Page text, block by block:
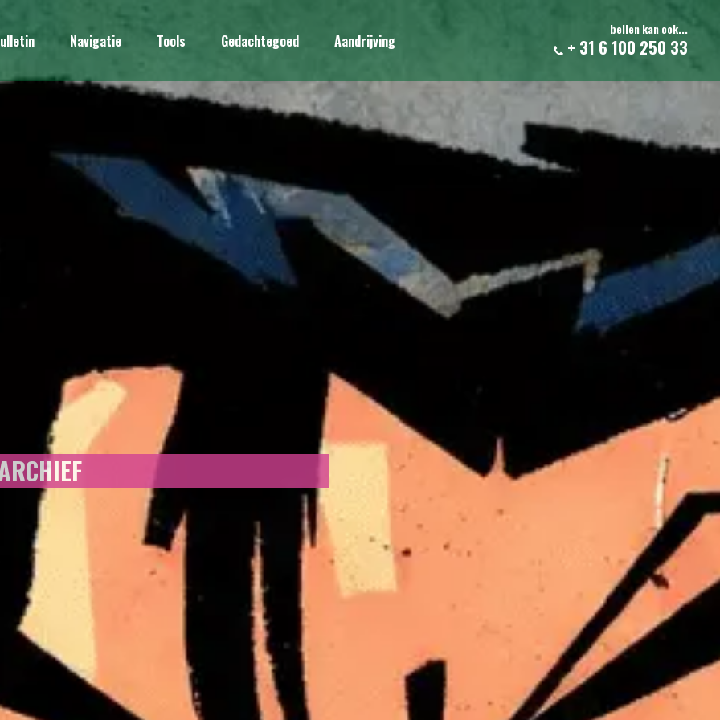
Navigatie Tools Gedachtegoed Aandrijving
bellen kan ook...
+ 31 6 100 250 33